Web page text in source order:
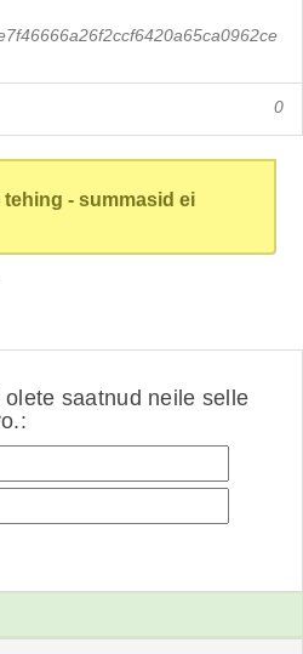
0
- summasid ei
saatnud neile selle